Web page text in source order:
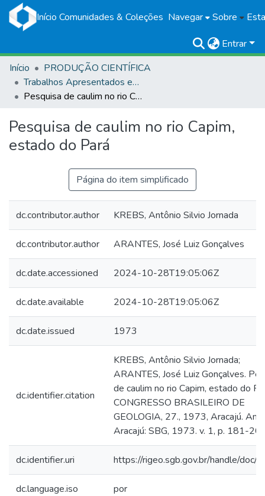
Início Comunidades & Coleções Navegar Sobre
Entrar
Início
PRODUÇÃO CIENTÍFICA
Trabalhos Apresentados em Eventos
Pesquisa de caulim no rio Capim, estado do Pará
Pesquisa de caulim no rio Capim,
estado do Pará
Página do item simplificado
dc.contributor.author KREBS, Antônio Silvio Jornada
dc.contributor.author ARANTES, José Luiz Gonçalves
dc.date.accessioned 2024-10-28T19:05:06Z
dc.date.available 2024-10-28T19:05:06Z
dc.date.issued 1973
dc.identifier.citation
KREBS, Antônio Silvio Jornada;
ARANTES, José Luiz Gonçalves.
de caulim no rio Capim, estado do
CONGRESSO BRASILEIRO DE
GEOLOGIA, 27., 1973, Aracajú.
Aracajú: SBG, 1973. v. 1, p. 181-
dc.identifier.uri https://rigeo.sgb.gov.br/handle/doc/
dc.language.iso por